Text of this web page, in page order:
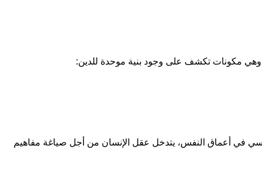
وهي مكونات تكشف على وجود بنية موحدة للدين:
في أعماق النفس، يتدخل عقل الإنسان من أجل صياغة مفاهيم